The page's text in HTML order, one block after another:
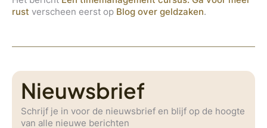
rust verscheen eerst op Blog over geldzaken.
Nieuwsbrief
Schrijf je in voor de nieuwsbrief en blijf op de hoogte
van alle nieuwe berichten